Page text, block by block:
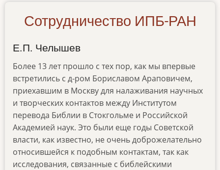
Сотрудничество ИПБ-РАН
Е.П. Челышев
Более 13 лет прошло с тех пор, как мы впервые
встретились с д-ром Бориславом Араповичем,
приехавшим в Москву для налаживания научных
и творческих контактов между Институтом
перевода Библии в Стокгольме и Российской
Академией наук. Это были еще годы Советской
власти, как известно, не очень доброжелательно
относившейся к подобным контактам, так как
исследования, связанные с библейскими